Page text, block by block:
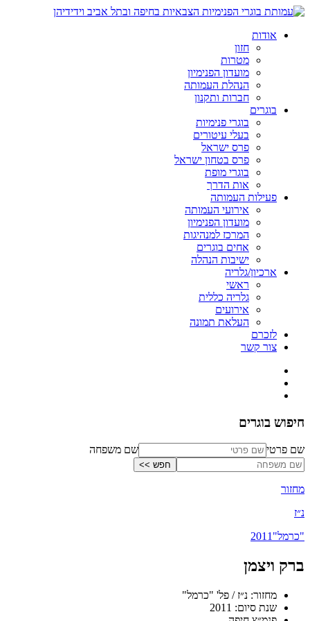
אודות
חזון
מטרות
מועדון הפנימיון
הנהלת העמותה
חברות ותקנון
בוגרים
בוגרי פנימיות
בעלי עיטורים
פרס ישראל
פרס בטחון ישראל
בוגרי מופת
אות הדרך
פעילות העמותה
אירועי העמותה
מועדון הפנימיון
המרכז למנהיגות
אחים בוגרים
ישיבות הנהלה
ארכיון/גלריה
ראשי
גלריה כללית
אירועים
העלאת תמונה
לזכרם
צור קשר
חיפוש בוגרים
שם פרטי שם משפחה
מחזור
נ״ז
"כרמל"2011
ברק ויצמן
מחזור: נ״ז / פל' "כרמל"
שנת סיום: 2011